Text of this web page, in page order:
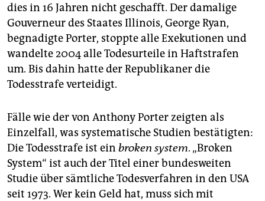
dies in 16 Jahren nicht geschafft. Der damalige
Gouverneur des Staates Illinois, George Ryan,
begnadigte Porter, stoppte alle Exekutionen und
wandelte 2004 alle Todesurteile in Haftstrafen
um. Bis dahin hatte der Republikaner die
Todesstrafe verteidigt.
Fälle wie der von Anthony Porter zeigten als
Einzelfall, was systematische Studien bestätigten:
Die Todesstrafe ist ein broken system. „Broken
System“ ist auch der Titel einer bundesweiten
Studie über sämtliche Todesverfahren in den USA
seit 1973. Wer kein Geld hat, muss sich mit